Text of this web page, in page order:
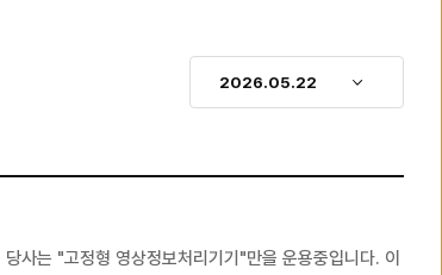
사는 "고정형 영상정보처리기기"만을 운용중입니다. 이